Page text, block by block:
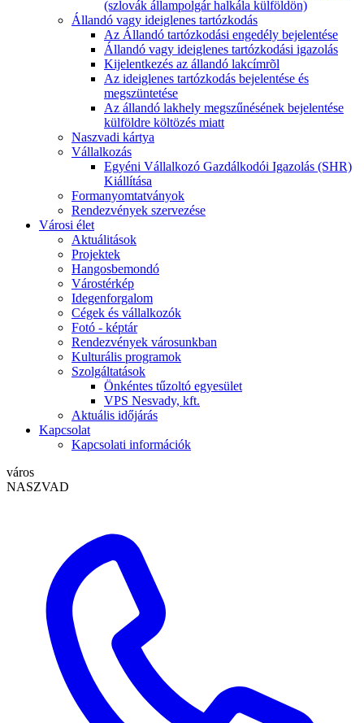
(szlovák állampolgár halkála külföldön)
Állandó vagy ideiglenes tartózkodás
Az Állandó tartózkodási engedély bejelentése
Állandó vagy ideiglenes tartózkodási igazolás
Kijelentkezés az állandó lakcímrõl
Az ideiglenes tartózkodás bejelentése és
megszüntetése
Az állandó lakhely megszűnésének bejelentése
külföldre költözés miatt
Naszvadi kártya
Vállalkozás
Egyéni Vállalkozó Gazdálkodói Igazolás (SHR)
Kiállítása
Formanyomtatványok
Rendezvények szervezése
Városi élet
Aktuálitások
Projektek
Hangosbemondó
Várostérkép
Idegenforgalom
Cégek és vállalkozók
Fotó - képtár
Rendezvények városunkban
Kulturális programok
Szolgáltatások
Önkéntes tűzoltó egyesület
VPS Nesvady, kft.
Aktuális időjárás
Kapcsolat
Kapcsolati információk
város
NASZVAD